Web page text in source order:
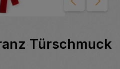
Türschmuck